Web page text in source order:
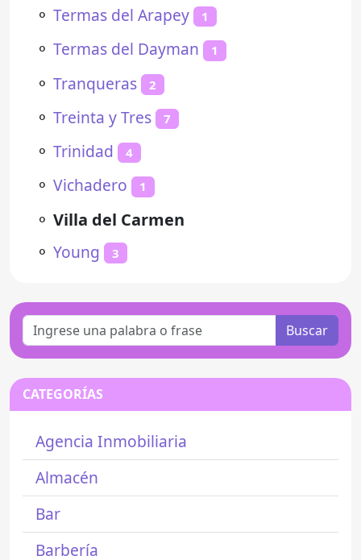
⚬ Termas del Arapey 1
⚬ Termas del Dayman 1
⚬ Tranqueras 2
⚬ Treinta y Tres 7
⚬ Trinidad 4
⚬ Vichadero 1
⚬ Villa del Carmen
⚬ Young 3
Buscar
CATEGORÍAS
Agencia Inmobiliaria
Almacén
Bar
Barbería